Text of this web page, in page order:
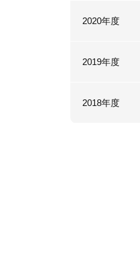
2020年度
2019年度
2018年度